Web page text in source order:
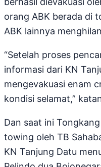
orang ABK berada di
ABK lainnya
“Setelah proses
informasi dari KN
mengevakuasi enam
kondisi selamat,”
Dan saat ini
towing oleh TB
KN Tanjung Datu